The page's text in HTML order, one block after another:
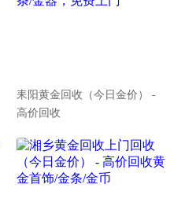
耒阳黄金回收（今日金价） -
高价回收